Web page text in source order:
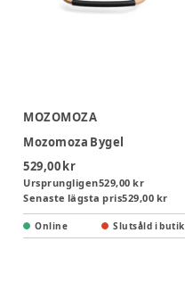
MOZOMOZA
Mozomoza Bygel
529,00 kr
Ursprungligen529,00 kr
Senaste lägsta pris529,00 kr
Online Slutsåld i butik